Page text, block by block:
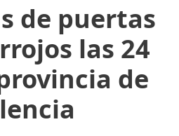
de puertas
las 24
de